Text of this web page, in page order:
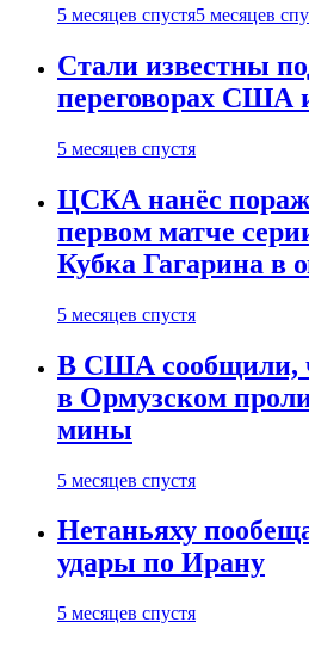
5 месяцев спустя5 месяцев
Стали известны
переговорах США
5 месяцев спустя
ЦСКА нанёс
первом матче
Кубка Гагарина в
5 месяцев спустя
В США сообщили,
в Ормузском
мины
5 месяцев спустя
Нетаньяху
удары по Ирану
5 месяцев спустя